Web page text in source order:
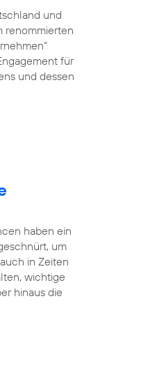
und
renommierten
für
und dessen
haben ein
um
in Zeiten
wichtige
hinaus die